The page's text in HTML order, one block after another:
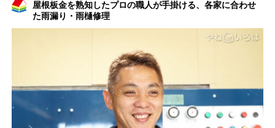
屋根板金を熟知したプロの職人が手掛ける、各家に合わせ
た雨漏り・雨樋修理